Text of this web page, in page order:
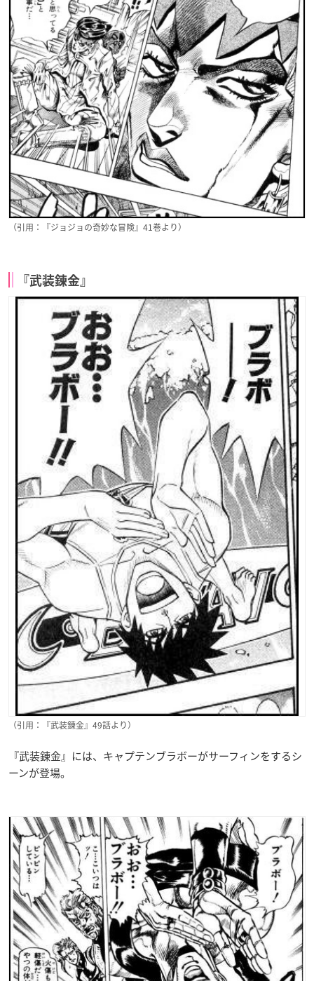
（引用：『ジョジョの奇妙な冒険』41巻より）
『武装錬金』
（引用：『武装錬金』49話より）
『武装錬金』には、キャプテンブラボーがサーフィンをするシ
ーンが登場。